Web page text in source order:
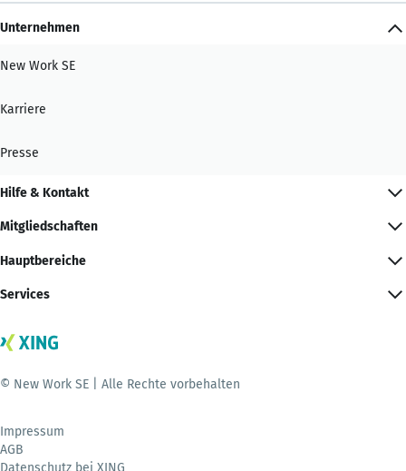
Unternehmen
New Work SE
Karriere
Presse
Hilfe & Kontakt
Mitgliedschaften
Hauptbereiche
Services
© New Work SE | Alle Rechte vorbehalten
Impressum
AGB
Datenschutz bei XING